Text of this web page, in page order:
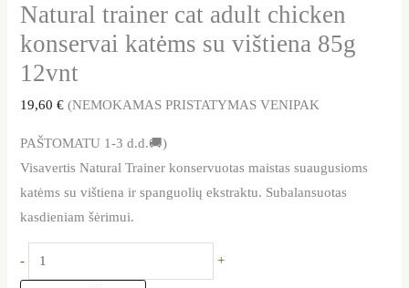
Natural trainer cat adult chicken
konservai katėms su vištiena 85g
12vnt
19,60€ (NEMOKAMAS PRISTATYMAS VENIPAK
PAŠTOMATU 1-3 d.d.🚚)
Visavertis Natural Trainer konservuotas maistas suaugusioms
katėms su vištiena ir spanguolių ekstraktu. Subalansuotas
kasdieniam šėrimui.
- +